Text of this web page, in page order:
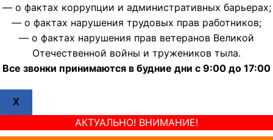
— о фактах коррупции и административных барьерах;
— о фактах нарушения трудовых прав работников;
— о фактах нарушения прав ветеранов Великой
Отечественной войны и тружеников тыла.
Все звонки принимаются в будние дни с 9:00 до 17:00
X
АКТУАЛЬНО! ВНИМАНИЕ!